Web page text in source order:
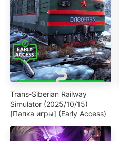
Trans-Siberian Railway
Simulator (2025/10/15)
[Папка игры] (Early Access)